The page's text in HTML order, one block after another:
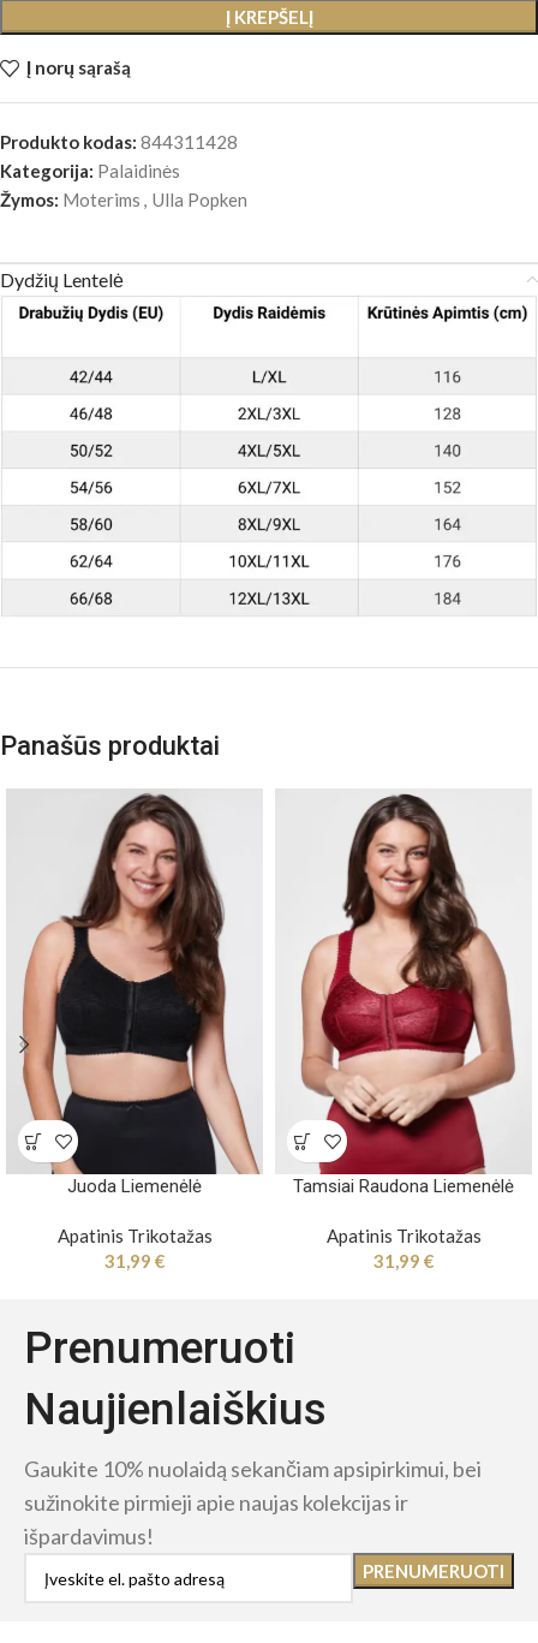
Į KREPŠELĮ
Į norų sąrašą
Produkto kodas: 844311428
Kategorija: Palaidinės
Žymos: Moterims Ulla Popken
Dydžių Lentelė
Panašūs produktai
Juoda Liemenėlė
Apatinis Trikotažas
31,99 €
Tamsiai Raudona Liemenėlė
Apatinis Trikotažas
31,99 €
Prenumeruoti
Naujienlaiškius
Gaukite 10% nuolaidą sekančiam apsipirkimui, bei
sužinokite pirmieji apie naujas kolekcijas ir
išpardavimus!